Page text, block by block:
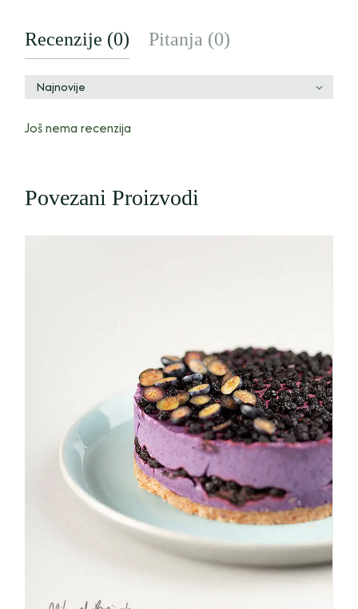
Recenzije (0) Pitanja (0)
Najnovije
Još nema recenzija
Povezani Proizvodi